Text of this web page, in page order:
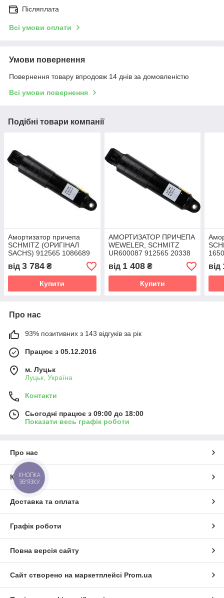
Післяплата
Всі умови оплати
Умови повернення
Повернення товару впродовж 14 днів за домовленістю
Всі умови повернення
Подібні товари компанії
Амортизатор причепа
SCHMITZ (ОРИГІНАЛ
SACHS) 912565 1086689
016508 1093975 16508
D8A912565S
від 3 784 ₴
Купити
АМОРТИЗАТОР ПРИЧЕПА
WEWELER, SCHMITZ
UR600087 912565 20338
1093975 016508
від 1 408₴
Купити
від
Про нас
93% позитивних з 143 відгуків за рік
Працює з 05.12.2016
м. Луцьк
Луцьк, Україна
Контакти
Сьогодні працює з 09:00 до 18:00
Показати весь графік роботи
Про нас
Контакти
Доставка та оплата
Графік роботи
Повна версія сайту
Сайт створено на маркетплейсі Prom.ua
КНОПКА
ЗВ'ЯЗКУ